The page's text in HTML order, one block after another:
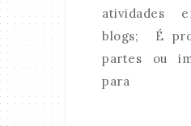
atividades
blogs; É
partes ou
para